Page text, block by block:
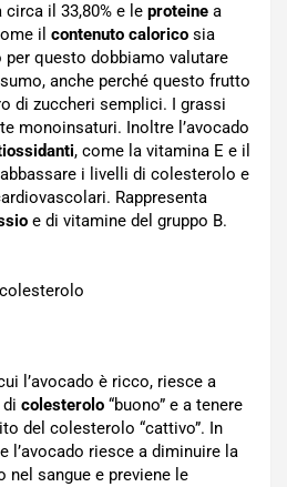
circa il 33,80% e le proteine a
il contenuto calorico sia
per questo dobbiamo valutare
anche perché questo frutto
di zuccheri semplici. I grassi
monoinsaturi. Inoltre l’avocado
, come la vitamina E e il
i livelli di colesterolo e
Rappresenta
e di vitamine del gruppo B.
l’avocado è ricco, riesce a
colesterolo “buono” e a tenere
del colesterolo “cattivo”. In
l’avocado riesce a diminuire la
nel sangue e previene le